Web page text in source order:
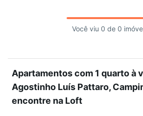
Você viu 0 de 0
Apartamentos com 1 quarto à
Agostinho Luís Pattaro,
encontre na Loft